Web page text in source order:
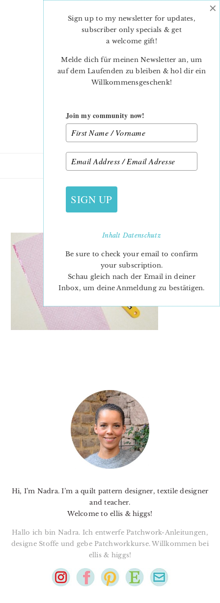
Hi, I’m Nadra. I’m a quilt pattern designer, textile designer
and teacher.
Welcome to ellis & higgs!
Hallo ich bin Nadra. Ich entwerfe Patchwork-Anleitungen,
designe Stoffe und gebe Patchworkkurse. Willkommen bei
ellis & higgs!
Sign up to my newsletter for updates,
subscriber only specials & get
a welcome gift!
Melde dich für meinen Newsletter an, um
auf dem Laufenden zu bleiben & hol dir ein
Willkommensgeschenk!
Join my community now!
SIGN UP
InhaltDatenschutz
Be sure to check your email to confirm
your subscription.
Schau gleich nach der Email in deiner
Inbox, um deine Anmeldung zu bestätigen.
×